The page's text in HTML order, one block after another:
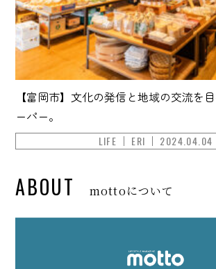
【富岡市】文化の発信と地域の交流を
ーパー。
LIFE ERI 2024.04.04
ABOUT mottoについて